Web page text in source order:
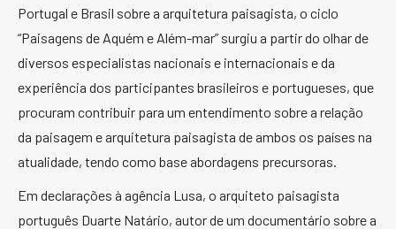
Portugal e Brasil sobre a arquitetura paisagista, o ciclo
“Paisagens de Aquém e Além-mar” surgiu a partir do olhar de
diversos especialistas nacionais e internacionais e da
experiência dos participantes brasileiros e portugueses, que
procuram contribuir para um entendimento sobre a relação
da paisagem e arquitetura paisagista de ambos os países na
atualidade, tendo como base abordagens precursoras.
Em declarações à agência Lusa, o arquiteto paisagista
português Duarte Natário, autor de um documentário sobre a